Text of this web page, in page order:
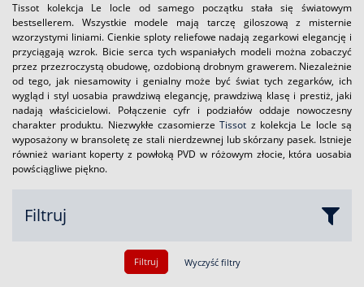
Tissot kolekcja Le locle od samego początku stała się światowym
bestsellerem. Wszystkie modele mają tarczę giloszową z misternie
wzorzystymi liniami. Cienkie sploty reliefowe nadają zegarkowi elegancję i
przyciągają wzrok. Bicie serca tych wspaniałych modeli można zobaczyć
przez przezroczystą obudowę, ozdobioną drobnym grawerem. Niezależnie
od tego, jak niesamowity i genialny może być świat tych zegarków, ich
wygląd i styl uosabia prawdziwą elegancję, prawdziwą klasę i prestiż, jaki
nadają właścicielowi. Połączenie cyfr i podziałów oddaje nowoczesny
charakter produktu. Niezwykłe czasomierzeTissot z kolekcja Le locle są
wyposażony w bransoletę ze stali nierdzewnej lub skórzany pasek. Istnieje
również wariant koperty z powłoką PVD w różowym złocie, która uosabia
powściągliwe piękno.
Filtruj
Filtruj Wyczyść filtry